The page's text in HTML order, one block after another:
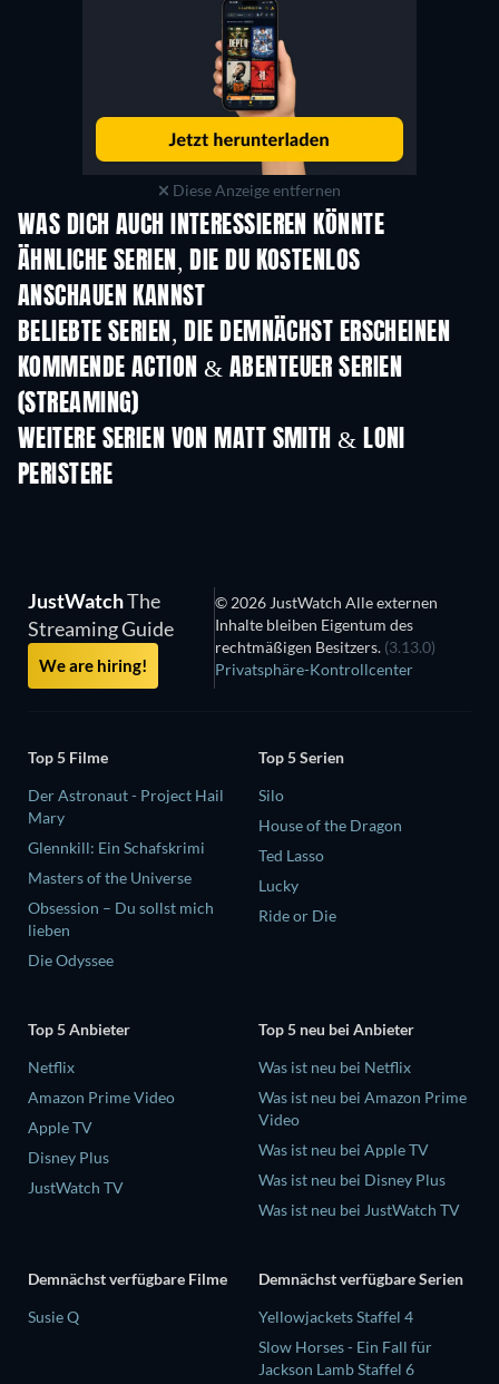
Diese Anzeige entfernen
WAS DICH AUCH INTERESSIEREN KÖNNTE
Serie Serie
ÄHNLICHE SERIEN, DIE DU KOSTENLOS
ANSCHAUEN KANNST
Serie
BELIEBTE SERIEN, DIE DEMNÄCHST ERSCHEINEN
Serie Serie
KOMMENDE ACTION & ABENTEUER SERIEN
(STREAMING)Staffel 2
WEITERE SERIEN VON MATT SMITH & LONI
PERISTERE
JustWatchThe
Streaming Guide
We are hiring!
© 2026 JustWatch Alle externen
Inhalte bleiben Eigentum des
rechtmäßigen Besitzers. (3.13.0)
Privatsphäre-Kontrollcenter
Top 5 Filme
Der Astronaut - Project Hail
Mary
Glennkill: Ein Schafskrimi
Masters of the Universe
Obsession – Du sollst mich
lieben
Die Odyssee
Top 5 Serien
Silo
House of the Dragon
Ted Lasso
Lucky
Ride or Die
Top 5 Anbieter
Netflix
Amazon Prime Video
Apple TV
Disney Plus
JustWatch TV
Top 5 neu bei Anbieter
Was ist neu bei Netflix
Was ist neu bei Amazon Prime
Video
Was ist neu bei Apple TV
Was ist neu bei Disney Plus
Was ist neu bei JustWatch TV
Demnächst verfügbare Filme
Susie Q
Demnächst verfügbare Serien
Yellowjackets Staffel 4
Slow Horses - Ein Fall für
Jackson Lamb Staffel 6